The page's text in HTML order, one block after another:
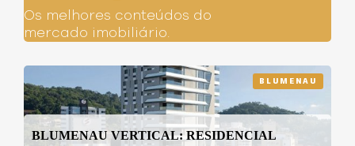
Os melhores conteúdos do
mercado imobiliário.
BLUMENAU
BLUMENAU VERTICAL: RESIDENCIAL